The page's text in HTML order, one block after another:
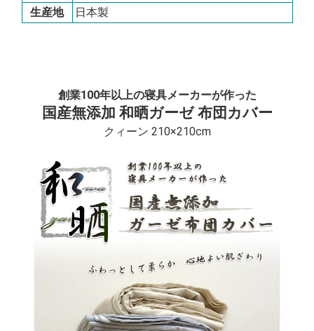
生産地
日本製
創業100年以上の寝具メーカーが作った
国産無添加 和晒ガーゼ 布団カバー
クィーン 210×210cm